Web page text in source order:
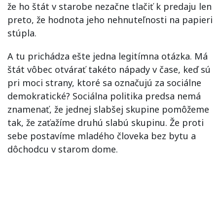
že ho štát v starobe nezačne tlačiť k predaju len
preto, že hodnota jeho nehnuteľnosti na papieri
stúpla.
A tu prichádza ešte jedna legitímna otázka. Má
štát vôbec otvárať takéto nápady v čase, keď sú
pri moci strany, ktoré sa označujú za sociálne
demokratické? Sociálna politika predsa nemá
znamenať, že jednej slabšej skupine pomôžeme
tak, že zaťažíme druhú slabú skupinu. Že proti
sebe postavíme mladého človeka bez bytu a
dôchodcu v starom dome.